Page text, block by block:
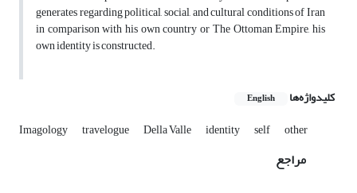
generates regarding political, social, and cultural conditions of Iran
in comparison with his own country or The Ottoman Empire, his
own identity is constructed.
کلیدواژه‌ها English
Imagology travelogue Della Valle identity self other
مراجع